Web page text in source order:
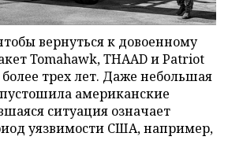
вернуться к довоенному
Tomahawk, THAAD и Patriot
трех лет. Даже небольшая
американские
ситуация означает
уязвимости США, например,